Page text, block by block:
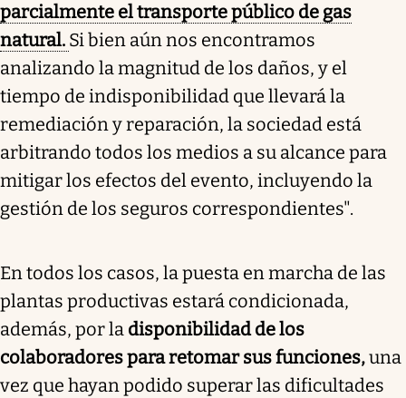
parcialmente el transporte público de gas
natural. Si bien aún nos encontramos
analizando la magnitud de los daños, y el
tiempo de indisponibilidad que llevará la
remediación y reparación, la sociedad está
arbitrando todos los medios a su alcance para
mitigar los efectos del evento, incluyendo la
gestión de los seguros correspondientes".
En todos los casos, la puesta en marcha de las
plantas productivas estará condicionada,
además, por la disponibilidad de los
colaboradores para retomar sus funciones,una
vez que hayan podido superar las dificultades